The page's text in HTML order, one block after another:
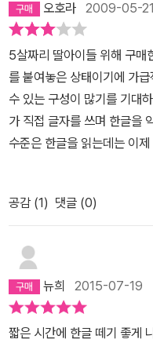
오호라 2009-05-21
5살짜리 딸아이들 위해 구매
를 붙여놓은 상태이기에 가
수 있는 구성이 많기를 기대
가 직접 글자를 쓰며 한글을
수준은 한글을 읽는데는 이
공감 (1) 댓글 (0)
뉴희 2015-07-19
짧은 시간에 한글 떼기 좋게